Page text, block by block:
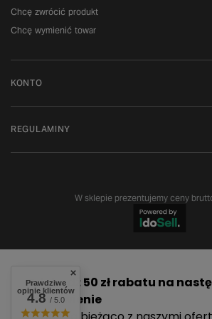
Chcę zwrócić produkt
Chcę wymienić towar
KONTO
REGULAMINY
W sklepie prezentujemy ceny
Prawdziwe
opinie klientów
4.8/ 5.0